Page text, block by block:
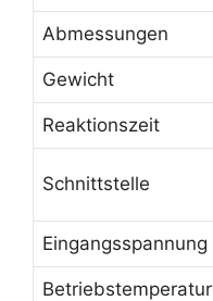
Abmessungen
Gewicht
Reaktionszeit
Schnittstelle
Eingangsspannung
Betriebstemperatur